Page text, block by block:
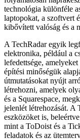
technológia különféle
laptopokat, a szoftvert
kibővített valóság és a
A TechRadar egyik
elektronika, például a
lefedettsége,
építési minőségük
útmutatásokat nyújt
létrehozni, amelyek
és a Squarespace,
jelenlét létrehozását. A
eszközöket is,
mint a ToDoist és a
feladatok és az